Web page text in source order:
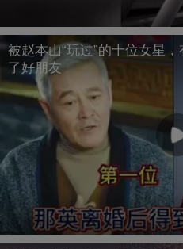
被赵本山“玩过”的十位女星
了好朋友